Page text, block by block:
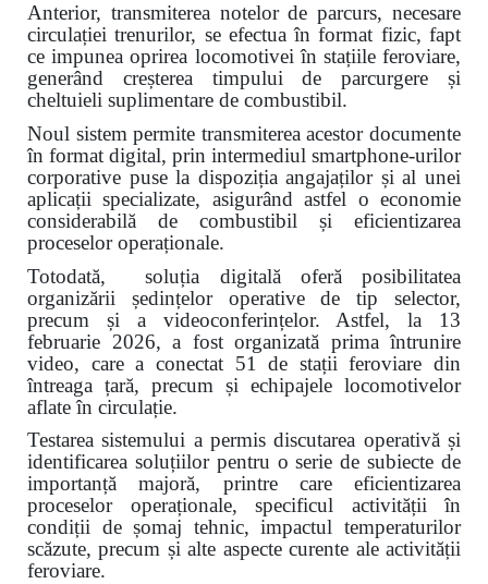
Anterior, transmiterea notelor de parcurs, necesare
circulației trenurilor, se efectua în format fizic, fapt
ce impunea oprirea locomotivei în stațiile feroviare,
generând creșterea timpului de parcurgere și
cheltuieli suplimentare de combustibil.
Noul sistem permite transmiterea acestor documente
în format digital, prin intermediul smartphone-urilor
corporative puse la dispoziția angajaților și al unei
aplicații specializate, asigurând astfel o economie
considerabilă de combustibil și eficientizarea
proceselor operaționale.
Totodată, soluția digitală oferă posibilitatea
organizării ședințelor operative de tip selector,
precum și a videoconferințelor. Astfel, la 13
februarie 2026, a fost organizată prima întrunire
video, care a conectat 51 de stații feroviare din
întreaga țară, precum și echipajele locomotivelor
aflate în circulație.
Testarea sistemului a permis discutarea operativă și
identificarea soluțiilor pentru o serie de subiecte de
importanță majoră, printre care eficientizarea
proceselor operaționale, specificul activității în
condiții de șomaj tehnic, impactul temperaturilor
scăzute, precum și alte aspecte curente ale activității
feroviare.